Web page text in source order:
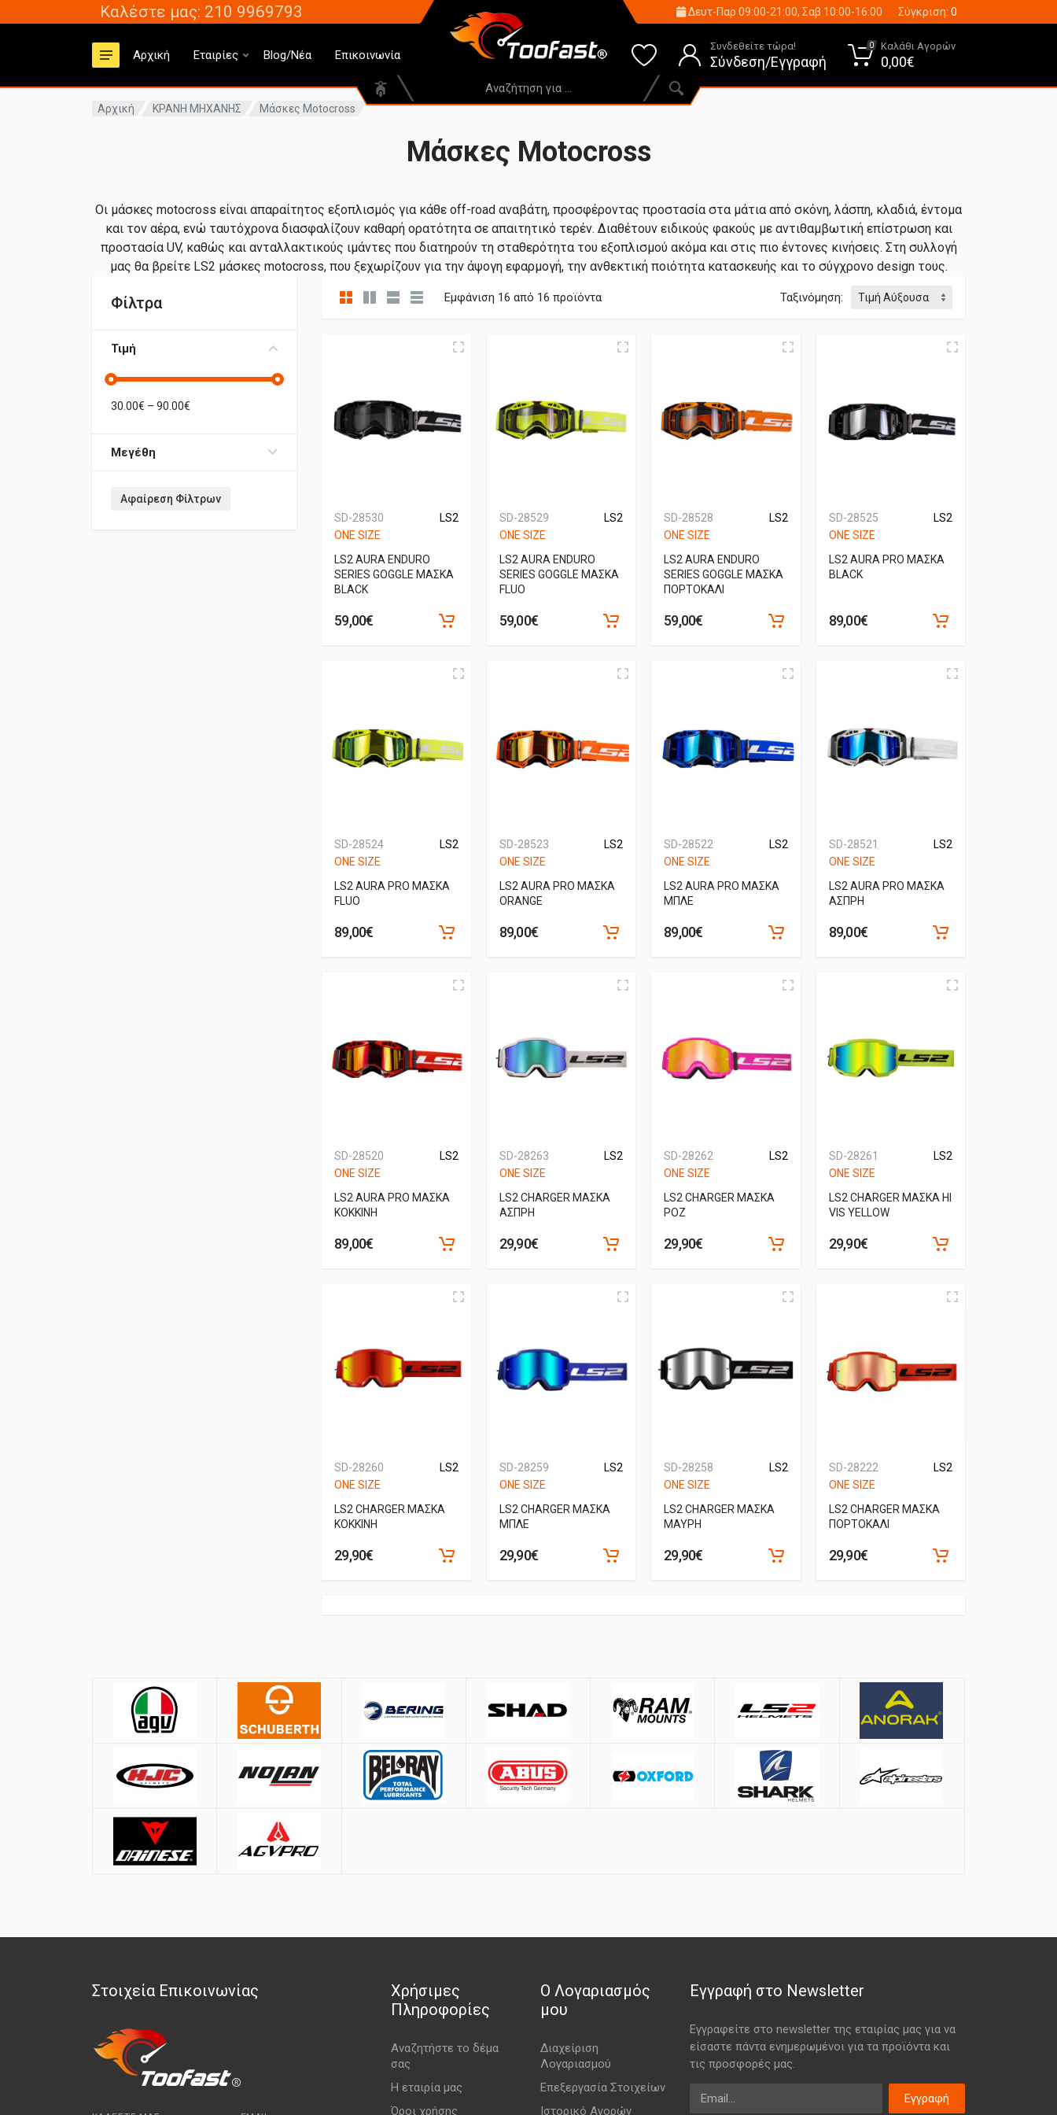
Καλέστε μας: 210 9969793 Δευτ-Παρ 09:00-21:00, Σαβ 10:00-16:00 Σύγκριση: 0
Αρχική Εταιρίες Blog/Νέα Επικοινωνία
Συνδεθείτε τώρα!
Σύνδεση/Εγγραφή
0 Καλάθι Αγορών
0,00€
Αρχική ΚΡΑΝΗ ΜΗΧΑΝΗΣ Μάσκες Motocross
Μάσκες Motocross
Οι μάσκες motocross είναι απαραίτητος εξοπλισμός για κάθε off-road αναβάτη, προσφέροντας προστασία στα μάτια από σκόνη, λάσπη, κλαδιά, έντομα
και τον αέρα, ενώ ταυτόχρονα διασφαλίζουν καθαρή ορατότητα σε απαιτητικό τερέν. Διαθέτουν ειδικούς φακούς με αντιθαμβωτική επίστρωση και
προστασία UV, καθώς και ανταλλακτικούς ιμάντες που διατηρούν τη σταθερότητα του εξοπλισμού ακόμα και στις πιο έντονες κινήσεις. Στη συλλογή
μας θα βρείτε LS2 μάσκες motocross, που ξεχωρίζουν για την άψογη εφαρμογή, την ανθεκτική ποιότητα κατασκευής και το σύγχρονο design τους.
Φίλτρα
Τιμή
30.00€ – 90.00€
Μεγέθη
Αφαίρεση Φίλτρων
Εμφάνιση 16 από 16 προϊόντα Ταξινόμηση:
SD-28530
LS2
ONE SIZE
LS2 AURA ENDURO
SERIES GOGGLE ΜΑΣΚΑ
BLACK
59,00€
SD-28529
LS2
ONE SIZE
LS2 AURA ENDURO
SERIES GOGGLE ΜΑΣΚΑ
FLUO
59,00€
SD-28528
LS2
ONE SIZE
LS2 AURA ENDURO
SERIES GOGGLE ΜΑΣΚΑ
ΠΟΡΤΟΚΑΛΙ
59,00€
SD-28525
LS2
ONE SIZE
LS2 AURA PRO ΜΑΣΚΑ
BLACK
89,00€
SD-28524
LS2
ONE SIZE
LS2 AURA PRO ΜΑΣΚΑ
FLUO
89,00€
SD-28523
LS2
ONE SIZE
LS2 AURA PRO ΜΑΣΚΑ
ORANGE
89,00€
SD-28522
LS2
ONE SIZE
LS2 AURA PRO ΜΑΣΚΑ
ΜΠΛΕ
89,00€
SD-28521
LS2
ONE SIZE
LS2 AURA PRO ΜΑΣΚΑ
ΑΣΠΡΗ
89,00€
SD-28520
LS2
ONE SIZE
LS2 AURA PRO ΜΑΣΚΑ
ΚΟΚΚΙΝΗ
89,00€
SD-28263
LS2
ONE SIZE
LS2 CHARGER ΜΑΣΚΑ
ΑΣΠΡΗ
29,90€
SD-28262
LS2
ONE SIZE
LS2 CHARGER ΜΑΣΚΑ
ΡΟΖ
29,90€
SD-28261
LS2
ONE SIZE
LS2 CHARGER ΜΑΣΚΑ ΗΙ
VIS YELLOW
29,90€
SD-28260
LS2
ONE SIZE
LS2 CHARGER ΜΑΣΚΑ
KOKKINH
29,90€
SD-28259
LS2
ONE SIZE
LS2 CHARGER ΜΑΣΚΑ
ΜΠΛΕ
29,90€
SD-28258
LS2
ONE SIZE
LS2 CHARGER ΜΑΣΚΑ
ΜΑΥΡΗ
29,90€
SD-28222
LS2
ONE SIZE
LS2 CHARGER ΜΑΣΚΑ
ΠΟΡΤΟΚΑΛΙ
29,90€
Στοιχεία Επικοινωνίας
Χρήσιμες
Πληροφορίες
Αναζητήστε το δέμα
σας
Η εταιρία μας
Όροι χρήσης
Ο Λογαριασμός
μου
Διαχείριση
Λογαριασμού
Επεξεργασία Στοιχείων
Ιστορικό Αγορών
Εγγραφή στο Newsletter
Εγγραφείτε στο newsletter της εταιρίας μας για να
είσαστε πάντα ενημερωμένοι για τα προϊόντα και
τις προσφορές μας.
Email
Εγγραφή